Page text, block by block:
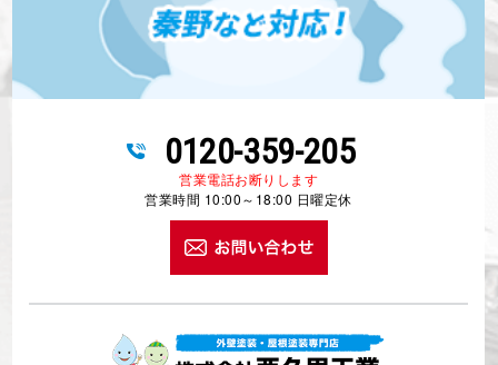
0120-359-205
営業電話お断りします
営業時間 10:00～18:00 日曜定休